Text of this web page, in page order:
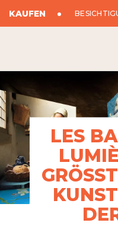
KAUFEN
LES